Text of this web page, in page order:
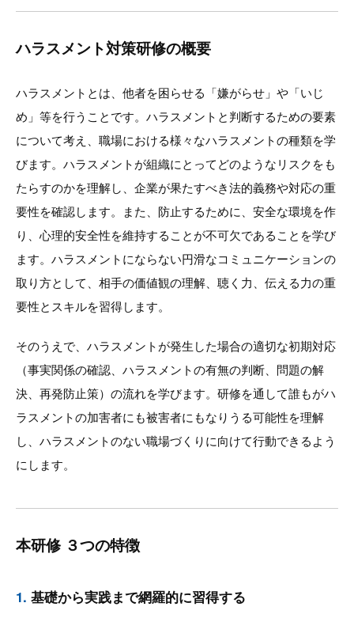
ハラスメント対策研修の概要
ハラスメントとは、他者を困らせる「嫌がらせ」や「いじ
め」等を行うことです。ハラスメントと判断するための要素
について考え、職場における様々なハラスメントの種類を学
びます。ハラスメントが組織にとってどのようなリスクをも
たらすのかを理解し、企業が果たすべき法的義務や対応の重
要性を確認します。また、防止するために、安全な環境を作
り、心理的安全性を維持することが不可欠であることを学び
ます。ハラスメントにならない円滑なコミュニケーションの
取り方として、相手の価値観の理解、聴く力、伝える力の重
要性とスキルを習得します。
そのうえで、ハラスメントが発生した場合の適切な初期対応
（事実関係の確認、ハラスメントの有無の判断、問題の解
決、再発防止策）の流れを学びます。研修を通して誰もがハ
ラスメントの加害者にも被害者にもなりうる可能性を理解
し、ハラスメントのない職場づくりに向けて行動できるよう
にします。
本研修 ３つの特徴
1. 基礎から実践まで網羅的に習得する